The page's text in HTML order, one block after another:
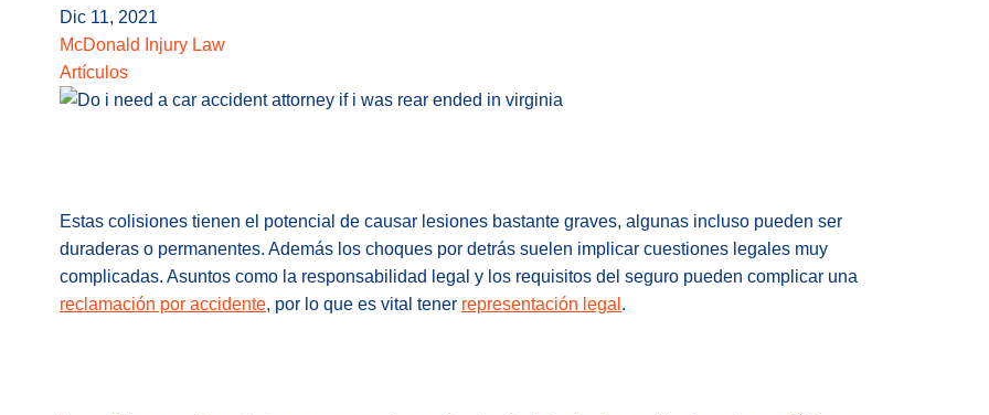
Dic 11, 2021
McDonald Injury Law
Artículos
Estas colisiones tienen el potencial de causar lesiones bastante graves, algunas incluso pueden ser
duraderas o permanentes. Además los choques por detrás suelen implicar cuestiones legales muy
complicadas. Asuntos como la responsabilidad legal y los requisitos del seguro pueden complicar una
reclamación por accidente, por lo que es vital tener representación legal .